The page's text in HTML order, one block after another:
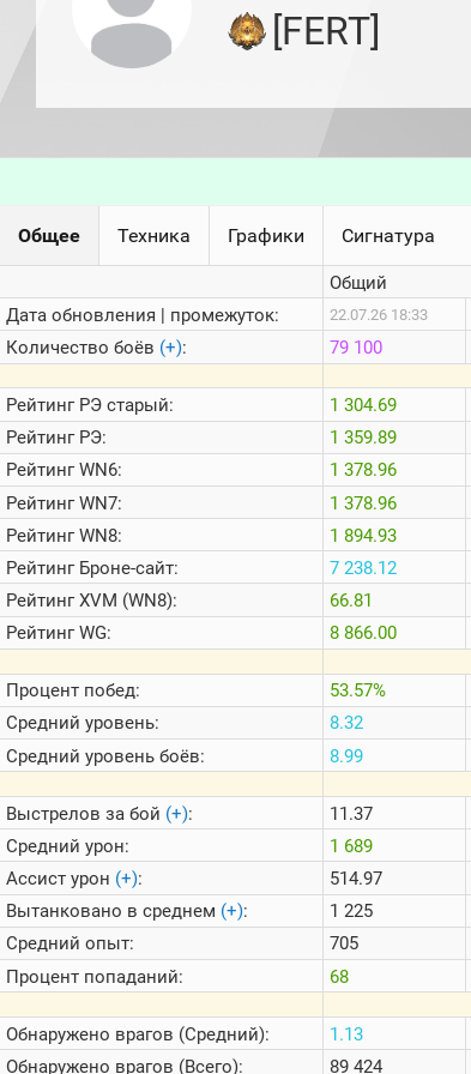
последние
1000
стримеров
Информация
Онлайн
Цветовая
шкала
Теlegram
ВК
Портал
Мира
[FERT]
Общее Техника Графики Сигнатура
Дата обновления | промежуток:
Количество боёв (+):
РейтингРЭ старый:
РейтингРЭ:
РейтингWN6:
РейтингWN7:
РейтингWN8:
РейтингБроне-сайт:
РейтингXVM (WN8):
РейтингWG:
Процент побед:
Средний уровень:
Средний уровень боёв:
Выстрелов за бой (+):
Средний урон:
Ассист урон (+):
Вытанковано в среднем (+):
Средний опыт:
Процент попаданий:
Обнаружено врагов (Средний):
Обнаружено врагов (Всего):
Общий
22.07.26 18:33
79 100
1 304.69
1 359.89
1 378.96
1 378.96
1 894.93
7 238.12
66.81
8 866.00
53.57%
8.32
8.99
11.37
1 689
514.97
1 225
705
68
1.13
89 424